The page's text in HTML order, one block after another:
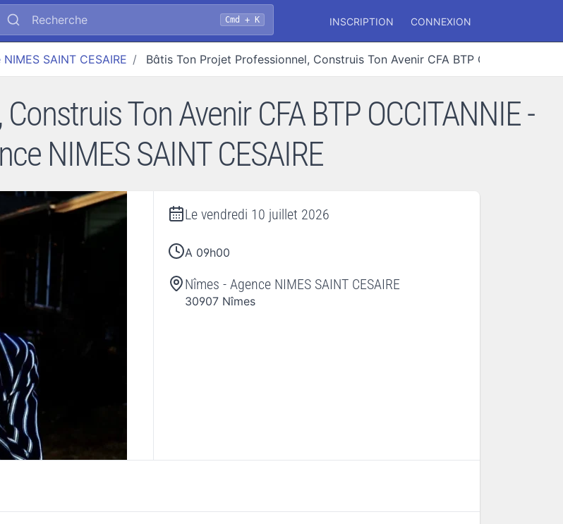
Recherche Cmd + K INSCRIPTION CONNEXION
SAINT CESAIRE Bâtis Ton Projet Professionnel, Construis Ton Avenir CFA BTP OCCITANNIE
Ton Avenir CFA BTP OCCITANNIE -
NIMES SAINT CESAIRE
Levendredi 10 juillet 2026
A 09h00
Nîmes - Agence NIMES SAINT CESAIRE
30907 Nîmes